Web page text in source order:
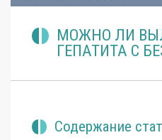
МОЖНО ЛИ
ГЕПАТИТА С
Содержание